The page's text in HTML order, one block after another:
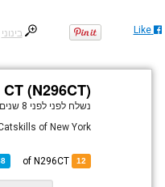
בינוני Like
(N296CT)
נשלח לפני לפני 8 שנים
of New York.
12